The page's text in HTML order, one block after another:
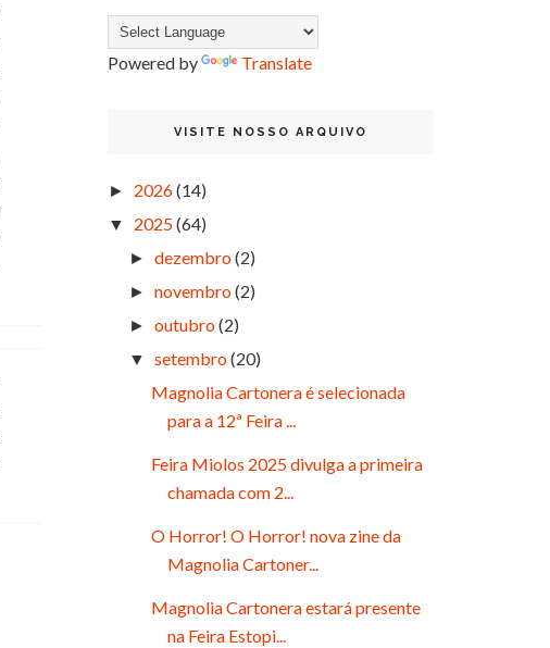
Powered by Translate
VISITE NOSSO ARQUIVO
► 2026(14)
▼ 2025(64)
►dezembro(2)
►novembro(2)
►outubro(2)
▼ setembro(20)
Magnolia Cartonera é selecionada
para a 12ª Feira ...
Feira Miolos 2025 divulga a primeira
chamada com 2...
O Horror! O Horror! nova zine da
Magnolia Cartoner...
Magnolia Cartonera estará presente
na Feira Estopi...